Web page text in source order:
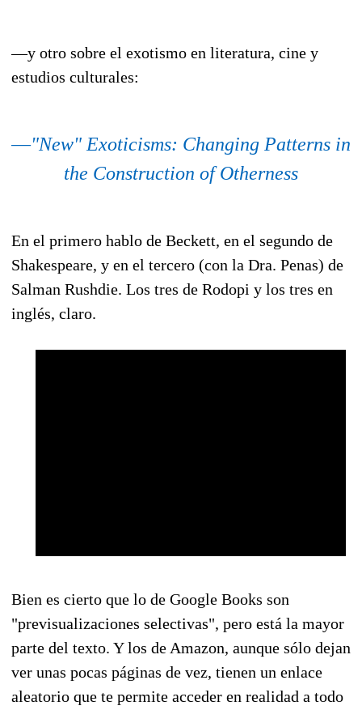
—y otro sobre el exotismo en literatura, cine y
estudios culturales:
—"New" Exoticisms: Changing Patterns in
the Construction of Otherness
En el primero hablo de Beckett, en el segundo de
Shakespeare, y en el tercero (con la Dra. Penas) de
Salman Rushdie. Los tres de Rodopi y los tres en
inglés, claro.
Bien es cierto que lo de Google Books son
"previsualizaciones selectivas", pero está la mayor
parte del texto. Y los de Amazon, aunque sólo dejan
ver unas pocas páginas de vez, tienen un enlace
aleatorio que te permite acceder en realidad a todo